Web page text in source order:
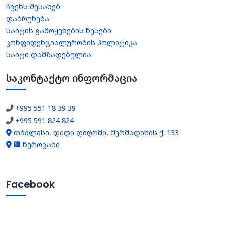
ჩვენს შესახებ
დაბრუნება
საიტის გამოყენების წესები
კონფიდენციალურობის პოლიტიკა
საიტი დამზადებულია
საკონტაქტო ინფორმაცია
+995 551 18 39 39
+995 591 824 824
თბილისი, დიდი დიღომი, შერმადინის ქ. 133
🏢 წეროვანი
Facebook